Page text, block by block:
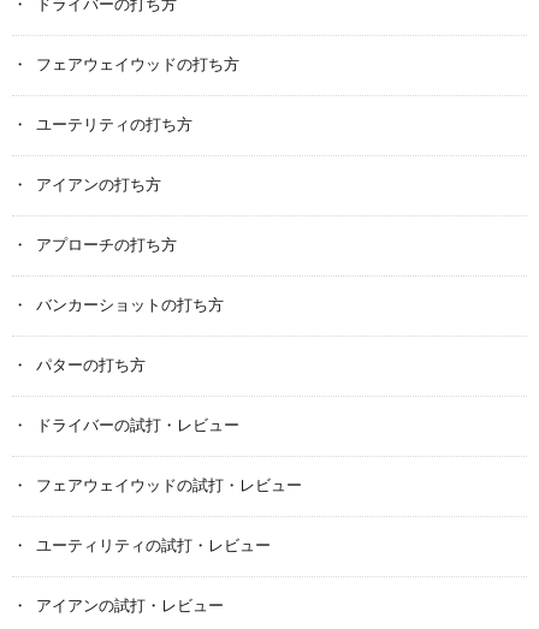
ドライバーの打ち方
フェアウェイウッドの打ち方
ユーテリティの打ち方
アイアンの打ち方
アプローチの打ち方
バンカーショットの打ち方
パターの打ち方
ドライバーの試打・レビュー
フェアウェイウッドの試打・レビュー
ユーティリティの試打・レビュー
アイアンの試打・レビュー